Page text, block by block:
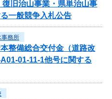
旧治山事業・県単治山事
一般競争入札公告
事務所
整備総合交付金（道路改
01-11-1他号に関する